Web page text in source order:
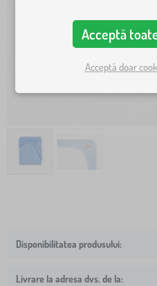
Livrare la adresa dvs. de la:
Acceptă
Acceptă doar